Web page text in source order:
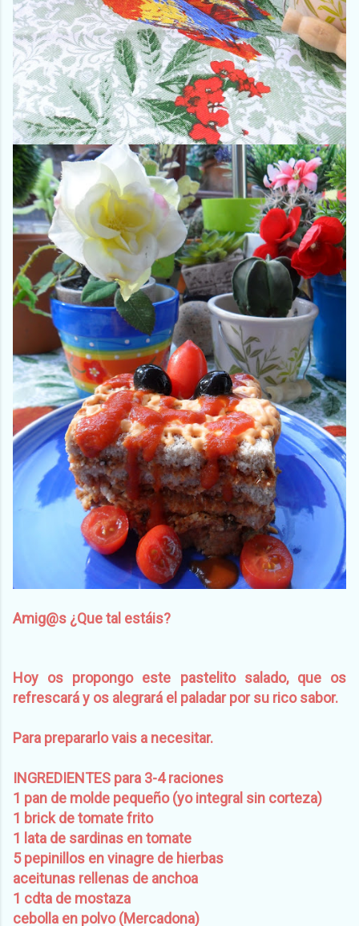
Amig@s ¿Que tal estáis?
Hoy os propongo este pastelito salado, que os
refrescará y os alegrará el paladar por su rico sabor.
Para prepararlo vais a necesitar.
INGREDIENTES para 3-4 raciones
1 pan de molde pequeño (yo integral sin corteza)
1 brick de tomate frito
1 lata de sardinas en tomate
5 pepinillos en vinagre de hierbas
aceitunas rellenas de anchoa
1 cdta de mostaza
cebolla en polvo (Mercadona)